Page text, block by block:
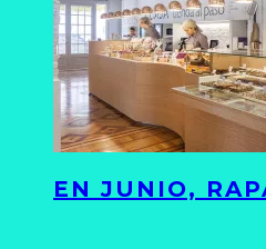
EN JUNIO,